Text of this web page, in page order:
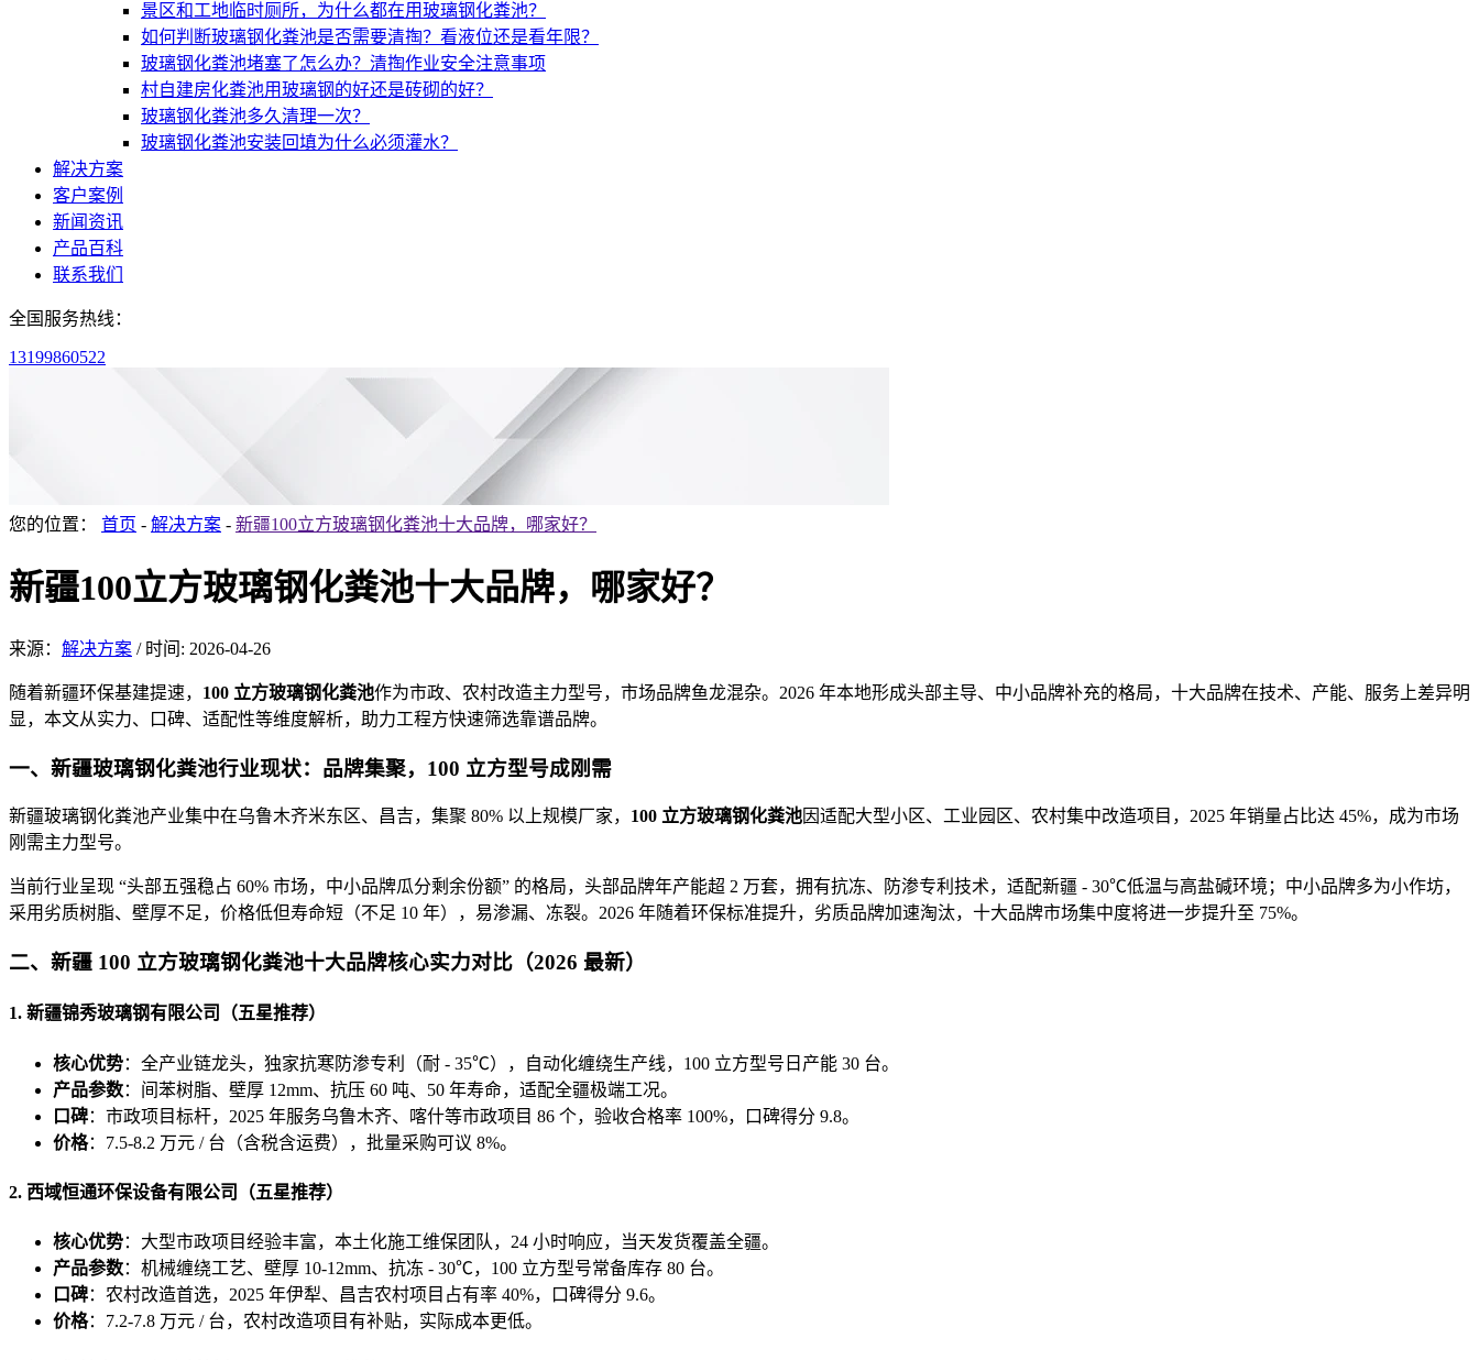
景区和工地临时厕所，为什么都在用玻璃钢化粪池？
如何判断玻璃钢化粪池是否需要清掏？看液位还是看年限？
玻璃钢化粪池堵塞了怎么办？清掏作业安全注意事项
村自建房化粪池用玻璃钢的好还是砖砌的好？
玻璃钢化粪池多久清理一次？
玻璃钢化粪池安装回填为什么必须灌水？
解决方案
客户案例
新闻资讯
产品百科
联系我们
全国服务热线：
13199860522
您的位置： 首页 - 解决方案 - 新疆100立方玻璃钢化粪池十大品牌，哪家好？
新疆100立方玻璃钢化粪池十大品牌，哪家好？
来源： 解决方案 / 时间: 2026-04-26
随着新疆环保基建提速， 100 立方玻璃钢化粪池作为市政、农村改造主力型号，市场品牌鱼龙混杂。2026 年本地形成头部主导、中小品牌补充的格局，十大品牌在技术、产能、服务上差异明
显，本文从实力、口碑、适配性等维度解析，助力工程方快速筛选靠谱品牌。
一、新疆玻璃钢化粪池行业现状：品牌集聚，100 立方型号成刚需
新疆玻璃钢化粪池产业集中在乌鲁木齐米东区、昌吉，集聚 80% 以上规模厂家， 100 立方玻璃钢化粪池因适配大型小区、工业 园区、农村集中改造项目 ，2025 年销量占比达 45%，成为市场
刚需主力型号。
当前行业呈现 “头部五强稳占 60% 市场，中小品牌瓜分剩余份额” 的格局，头部品牌年产能超 2 万套，拥有抗冻、防渗专利技术，适配新疆 - 30℃低温与高盐碱环境；中小品牌多为小作坊，
采用劣质树脂、壁厚不足，价格低但寿命短（不足 10 年），易渗漏、冻裂。2026 年随着环保标准提升，劣质品牌加速淘汰，十大品牌市场集中度将进一步提升至 75%。
二、新疆 100 立方玻璃钢化粪池十大品牌核心实力对比（2026 最新）
1. 新疆锦秀玻璃钢有限公司（五星推荐）
核心优势：全产业链龙头，独家抗寒防渗专利（耐 - 35℃），自动化缠绕生产线，100 立方型号日产能 30 台。
产品参数：间苯树脂、壁厚 12mm、抗压 60 吨、50 年寿命，适配全疆极端工况。
口碑：市政项目标杆，2025 年服务乌鲁木齐、喀什等市政项目 86 个，验收合格率 100%，口碑得分 9.8。
价格：7.5-8.2 万元 / 台（含税含运费），批量采购可议 8%。
2. 西域恒通环保设备有限公司（五星推荐）
核心优势：大型市政项目经验丰富，本土化施工维保团队，24 小时响应，当天发货覆盖全疆。
产品参数：机械缠绕工艺、壁厚 10-12mm、抗冻 - 30℃，100 立方型号常备库存 80 台。
口碑：农村改造首选，2025 年伊犁、昌吉农村项目占有率 40%，口碑得分 9.6。
价格：7.2-7.8 万元 / 台，农村改造项目有补贴，实际成本更低。